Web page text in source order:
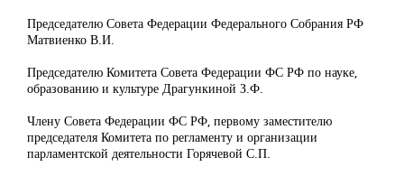
Председателю Совета Федерации Федерального Собрания РФ
Матвиенко В.И.
Председателю Комитета Совета Федерации ФС РФ по науке,
образованию и культуре Драгункиной З.Ф.
Члену Совета Федерации ФС РФ, первому заместителю
председателя Комитета по регламенту и организации
парламентской деятельности Горячевой С.П.